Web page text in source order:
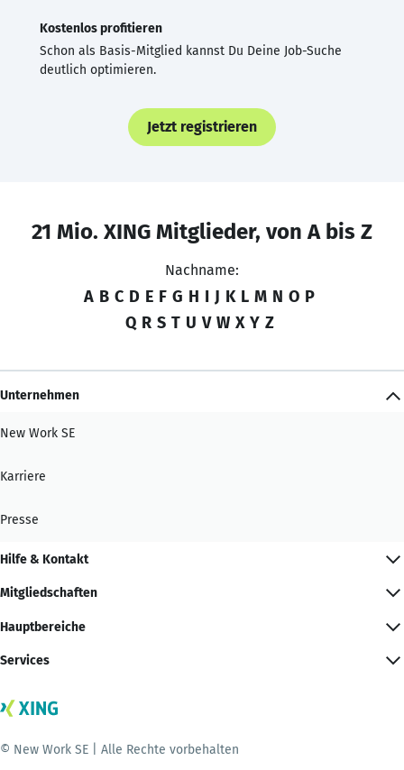
Kostenlos profitieren
Schon als Basis-Mitglied kannst Du Deine Job-Suche
deutlich optimieren.
Jetzt registrieren
21 Mio. XING Mitglieder, von A bis Z
Nachname:
A B C D E F G H I J K L M N O P
Q R S T U V W X Y Z
Unternehmen
New Work SE
Karriere
Presse
Hilfe & Kontakt
Mitgliedschaften
Hauptbereiche
Services
© New Work SE | Alle Rechte vorbehalten